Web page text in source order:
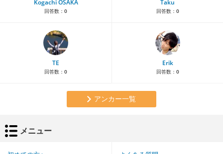
Kogachi OSAKA
回答数： 0
Taku
回答数： 0
TE
回答数： 0
Erik
回答数： 0
アンカー一覧
メニュー